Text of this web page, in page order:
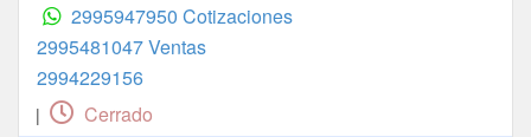
2995947950 Cotizaciones
2995481047 Ventas
2994229156
| Cerrado